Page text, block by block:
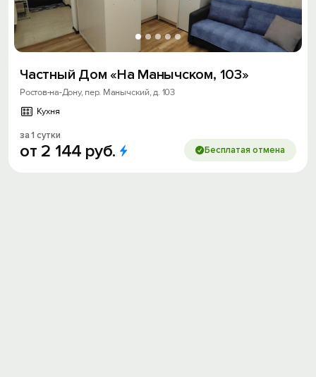
Частный Дом «На Манычском, 103»
Ростов-на-Дону, пер. Манычский, д. 103
Кухня
за 1 сутки
от 2 144 руб. Бесплатая отмена